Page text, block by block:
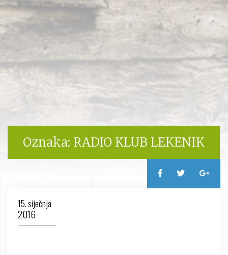
Oznaka: RADIO KLUB LEKENIK
15. siječnja
2016